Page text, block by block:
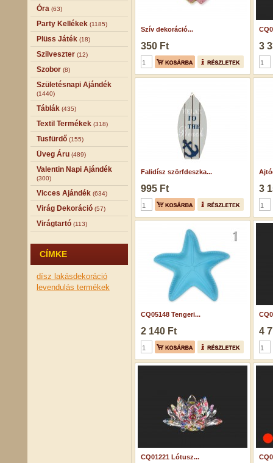
Óra (63)
Party Kellékek (1185)
Plüss Játék (18)
Szilveszter (12)
Szobor (8)
Születésnapi Ajándék
(1440)
Táblák (435)
Textil Termékek (318)
Tusfürdő (155)
Üveg Áru (489)
Valentin Napi Ajándék
(300)
Vicces Ajándék (634)
Virág Dekoráció (57)
Virágtartó (113)
CÍMKE
dísz lakásdekoráció
levendulás termékek
Szív dekoráció...
350 Ft 3
Falidísz szörfdeszka...
995 Ft 3
CQ05148 Tengeri...
2 140 Ft 4
CQ01221 Lótusz...